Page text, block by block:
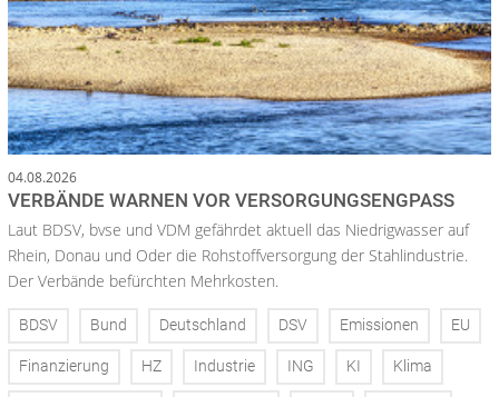
04.08.2026
VERBÄNDE WARNEN VOR VERSORGUNGSENGPASS
Laut BDSV, bvse und VDM gefährdet aktuell das Niedrigwasser auf
Rhein, Donau und Oder die Rohstoffversorgung der Stahlindustrie.
Der Verbände befürchten Mehrkosten.
BDSV Bund Deutschland DSV Emissionen EU
Finanzierung HZ Industrie ING KI Klima